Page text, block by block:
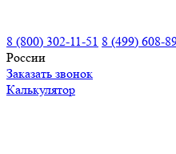
8 (800) 302-11-51 8 (499) 608-
России
Заказать звонок
Калькулятор